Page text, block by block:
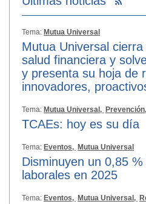
Tema: Mutua Universal
Mutua Universal
salud financiera y
y presenta su hoja de
innovadores,
Tema: Mutua Universal, Prevención,
TCAEs: hoy es su día
Tema: Eventos, Mutua Universal
Disminuyen un 0,85
laborales en 2025
Tema: Eventos, Mutua Universal,